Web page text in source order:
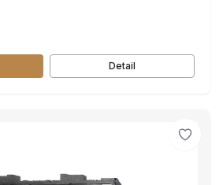
Detail